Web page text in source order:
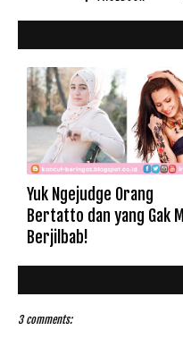
Yuk Ngejudge Orang
Bertatto dan yang Gak
Berjilbab!
3 comments: